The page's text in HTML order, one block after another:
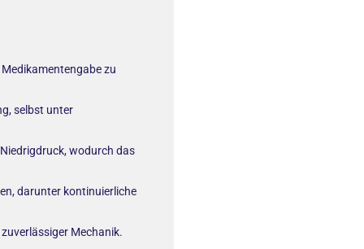
zu
selbst unter
wodurch das
darunter kontinuierliche
Mechanik.